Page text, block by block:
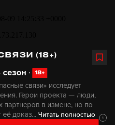
(18+)
сезон ∙ 18+
связи» исследует
Герои проекта — люди,
в измене, но по
доказ... Читать полностью